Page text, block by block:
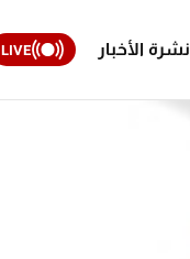
نشرة الأخبار LIVE